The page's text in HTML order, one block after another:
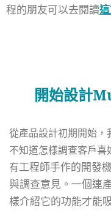
程的朋友可以去閱讀
開始設計
從產品設計初期開始
不知道怎樣調查客戶
有工程師手作的開發
與調查意見。 一個連
樣介紹它的功能才能